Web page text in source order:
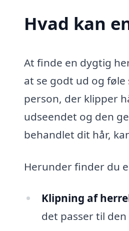
Hvad kan
At finde en dygtig
at se godt ud og
person, der klipper
udseendet og den
behandlet dit hår,
Herunder finder du
Klipning af
det passer til